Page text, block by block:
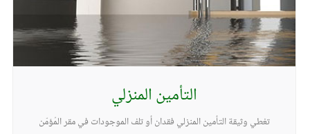
التأمين المنزلي
تغطي وثيقة التأمين المنزلي فقدان أو تلف الموجودات في مقر المُؤمّن